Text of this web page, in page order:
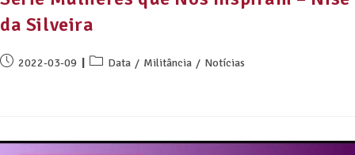
da Silveira
2022-03-09 Data / Militância / Notícias